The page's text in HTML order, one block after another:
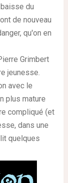
du
de nouveau
qu'on en
Grimbert
jeunesse.
avec le
plus mature
compliqué (et
dans une
quelques